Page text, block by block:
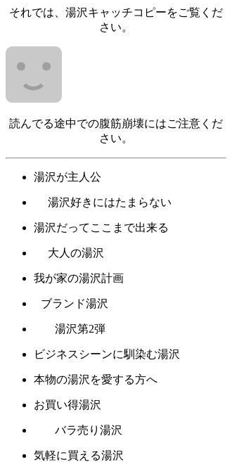
それでは、湯沢キャッチコピーをご覧くだ
さい。
読んでる途中での腹筋崩壊にはご注意くだ
さい。
湯沢が主人公
湯沢好きにはたまらない
湯沢だってここまで出来る
大人の湯沢
我が家の湯沢計画
ブランド湯沢
湯沢第2弾
ビジネスシーンに馴染む湯沢
本物の湯沢を愛する方へ
お買い得湯沢
バラ売り湯沢
気軽に買える湯沢